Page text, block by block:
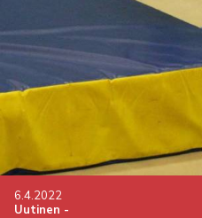
6.4.2022
Uutinen -